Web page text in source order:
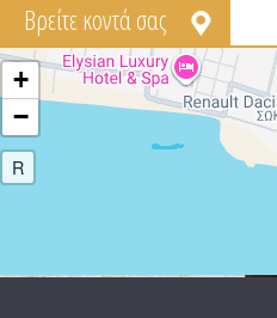
Βρείτε κοντά σας
+
−
R